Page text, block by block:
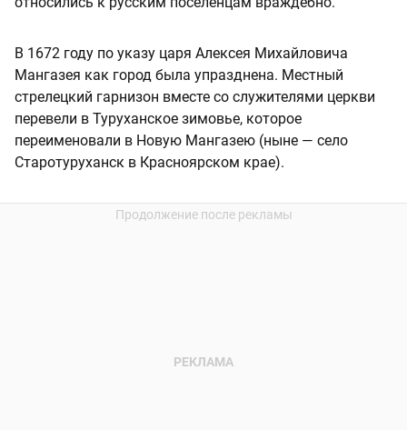
В 1672 году по указу царя Алексея Михайловича
Мангазея как город была упразднена. Местный
стрелецкий гарнизон вместе со служителями церкви
перевели в Туруханское зимовье, которое
переименовали в Новую Мангазею (ныне — село
Старотуруханск в Красноярском крае).